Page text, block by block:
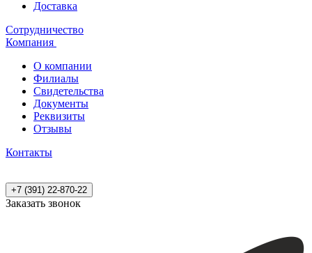
Доставка
Сотрудничество
Компания
О компании
Филиалы
Свидетельства
Документы
Реквизиты
Отзывы
Контакты
+7 (391) 22-870-22
Заказать звонок